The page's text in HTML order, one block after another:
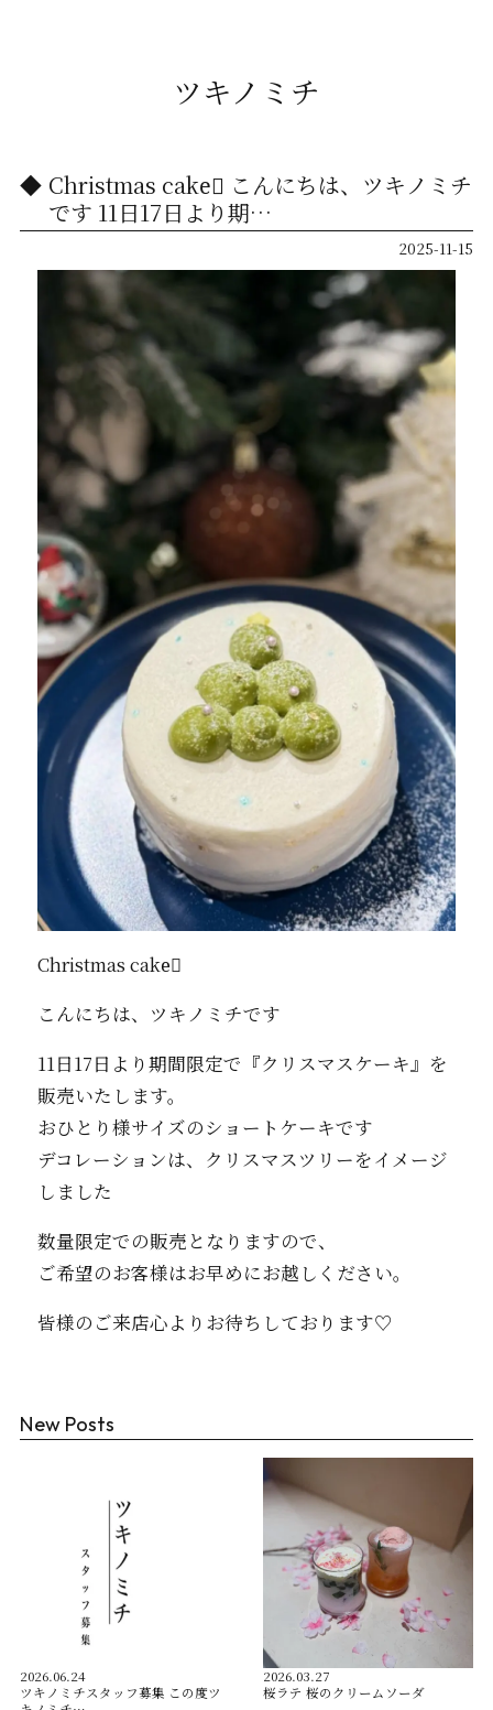
ツキノミチ
Christmas cake🏻 こんにちは、ツキノミチ
です️ 11日17日より期…
2025-11-15
Christmas cake🏻
こんにちは、ツキノミチです️
11日17日より期間限定で『クリスマスケーキ』を
販売いたします。
おひとり様サイズのショートケーキです
デコレーションは、クリスマスツリーをイメージ
しました
数量限定での販売となりますので、
ご希望のお客様はお早めにお越しください。
皆様のご来店心よりお待ちしております♡
New Posts
2026.06.24
ツキノミチスタッフ募集 この度ツ
2026.03.27
桜ラテ 桜のクリームソーダ